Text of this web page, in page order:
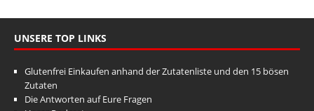
UNSERE TOP LINKS
Glutenfrei Einkaufen anhand der Zutatenliste und den 15 bösen
Zutaten
Die Antworten auf Eure Fragen